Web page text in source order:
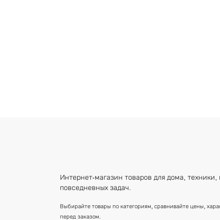
Интернет-магазин товаров для дома, техники,
повседневных задач.
Выбирайте товары по категориям, сравнивайте цены,
перед заказом.